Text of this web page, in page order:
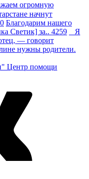
огромную
начнут
Благодарим нашего
Светик] за.. 4259
Я
— говорит
нужны родители.
Центр помощи